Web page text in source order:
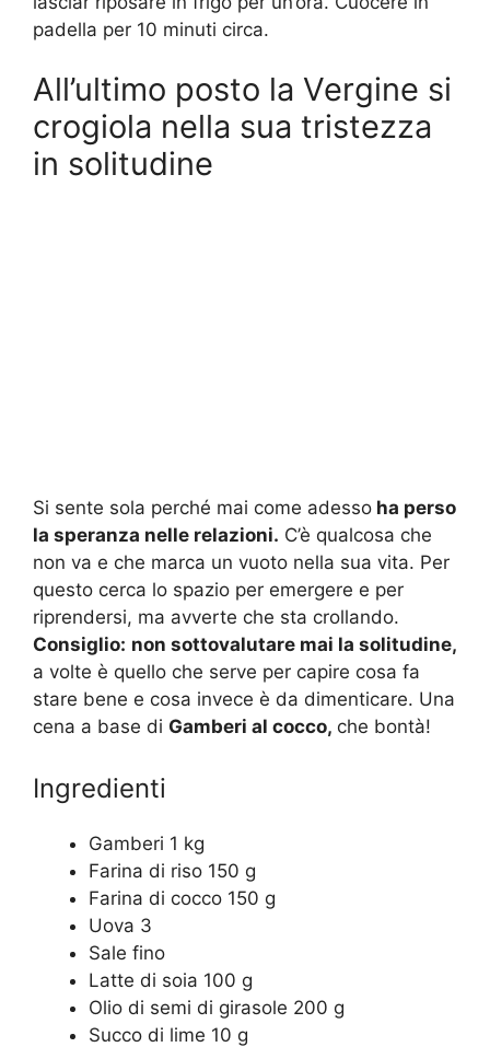
padella per 10 minuti circa.
All’ultimo posto la Vergine si
crogiola nella sua tristezza
in solitudine
Si sente sola perché mai come adesso ha perso
la speranza nelle relazioni. C’è qualcosa che
non va e che marca un vuoto nella sua vita. Per
questo cerca lo spazio per emergere e per
riprendersi, ma avverte che sta crollando.
Consiglio: non sottovalutare mai la solitudine,
a volte è quello che serve per capire cosa fa
stare bene e cosa invece è da dimenticare. Una
cena a base di Gamberi al cocco, che bontà!
Ingredienti
Gamberi 1 kg
Farina di riso 150 g
Farina di cocco 150 g
Uova 3
Sale fino
Latte di soia 100 g
Olio di semi di girasole 200 g
Succo di lime 10 g